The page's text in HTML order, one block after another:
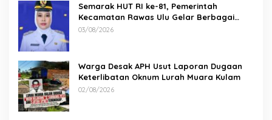
Semarak HUT RI ke-81, Pemerintah
Kecamatan Rawas Ulu Gelar Berbagai
Lomba
03/08/2026
Warga Desak APH Usut Laporan Dugaan
Keterlibatan Oknum Lurah Muara Kulam
02/08/2026